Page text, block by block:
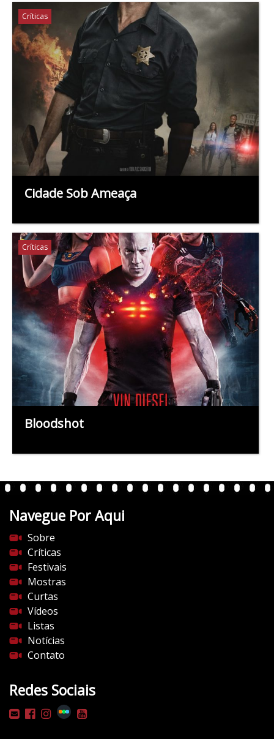
Críticas
Cidade Sob Ameaça
Críticas
Bloodshot
Navegue Por Aqui
Sobre
Críticas
Festivais
Mostras
Curtas
Vídeos
Listas
Notícias
Contato
Redes Sociais